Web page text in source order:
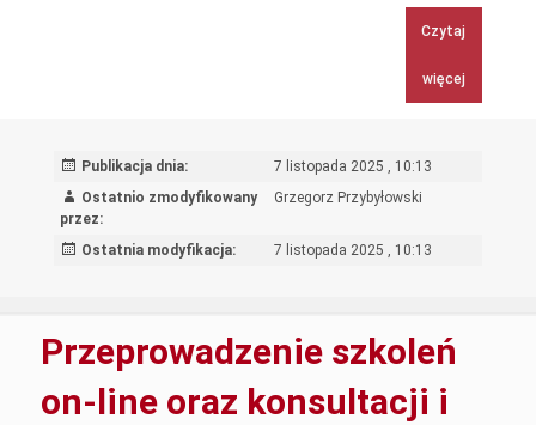
Czytaj
więcej
–
odbiór
adaptacji
do
Publikacja dnia:
7 listopada 2025 , 10:13
Ostatnio zmodyfikowany
przez:
Grzegorz Przybyłowski
Ostatnia modyfikacja: 7 listopada 2025 , 10:13
Przeprowadzenie szkoleń
on-line oraz konsultacji i